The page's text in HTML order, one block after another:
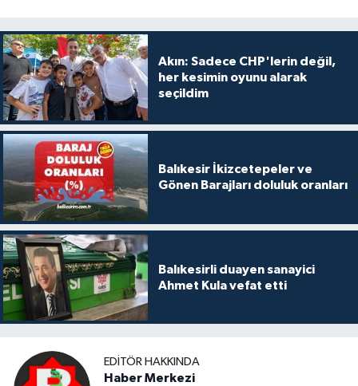
Akın: Sadece CHP'lerin değil,
her kesimin oyunu alarak
seçildim
Balıkesir İkizcetepeler ve
Gönen Barajları doluluk oranları
Balıkesirli duayen sanayici
Ahmet Kula vefat etti
EDITÖR HAKKINDA
Haber Merkezi